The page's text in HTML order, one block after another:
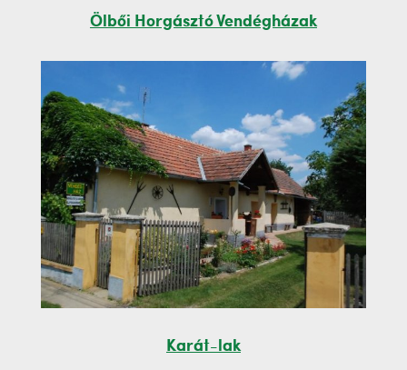
Ölbői Horgásztó Vendégházak
Karát-lak